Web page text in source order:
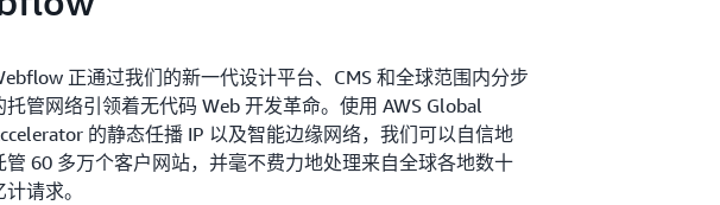
正通过我们的新一代设计平台、CMS 和全球范围内分步
托管网络引领着无代码 Web 开发革命。使用 AWS Global
的静态任播 IP 以及智能边缘网络，我们可以自信地
管 60 多万个客户网站，并毫不费力地处理来自全球各地数十
计请求。